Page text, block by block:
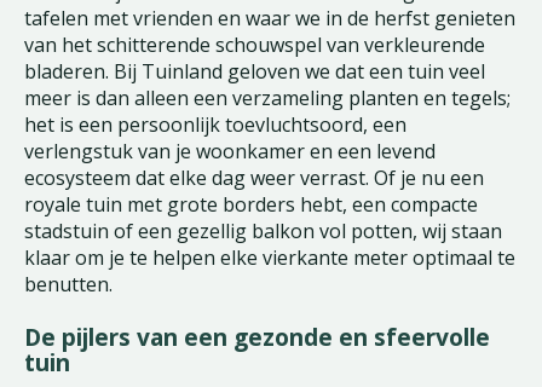
tafelen met vrienden en waar we in de herfst genieten
van het schitterende schouwspel van verkleurende
bladeren. Bij Tuinland geloven we dat een tuin veel
meer is dan alleen een verzameling planten en tegels;
het is een persoonlijk toevluchtsoord, een
verlengstuk van je woonkamer en een levend
ecosysteem dat elke dag weer verrast. Of je nu een
royale tuin met grote borders hebt, een compacte
stadstuin of een gezellig balkon vol potten, wij staan
klaar om je te helpen elke vierkante meter optimaal te
benutten.
De pijlers van een gezonde en sfeervolle
tuin